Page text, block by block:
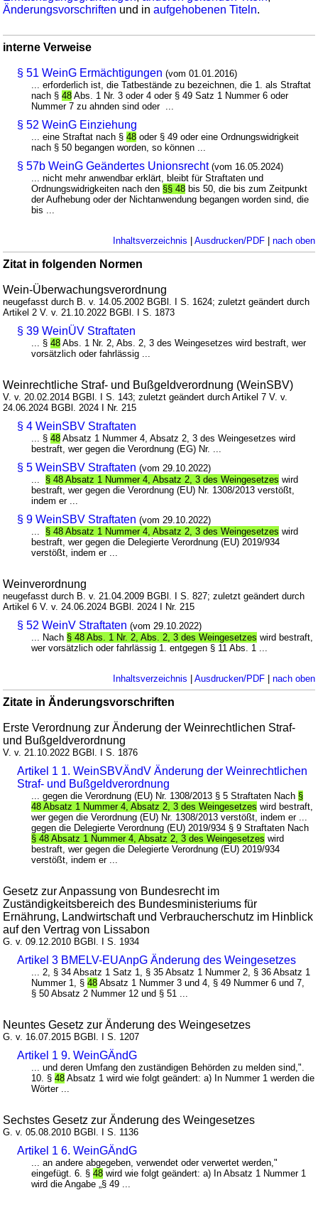
Änderungsvorschriften und inaufgehobenen Titeln.
interne Verweise
§ 51 WeinG Ermächtigungen (vom 01.01.2016)
... erforderlich ist, die Tatbestände zu bezeichnen, die 1. als Straftat
nach §48 Abs. 1 Nr. 3 oder 4 oder § 49 Satz 1 Nummer 6 oder
Nummer 7 zu ahnden sind oder ...
§ 52 WeinG Einziehung
... eine Straftat nach §48 oder § 49 oder eine Ordnungswidrigkeit
nach § 50 begangen worden, so können ...
§ 57b WeinG Geändertes Unionsrecht (vom 16.05.2024)
... nicht mehr anwendbar erklärt, bleibt für Straftaten und
Ordnungswidrigkeiten nach den §§ 48 bis 50, die bis zum Zeitpunkt
der Aufhebung oder der Nichtanwendung begangen worden sind, die
bis ...
Inhaltsverzeichnis | Ausdrucken/PDF| nach oben
Zitat in folgenden Normen
Wein-Überwachungsverordnung
neugefasst durch B. v. 14.05.2002 BGBl. I S. 1624; zuletzt geändert durch
Artikel 2 V. v. 21.10.2022 BGBl. I S. 1873
§ 39 WeinÜV Straftaten
... §48 Abs. 1 Nr. 2, Abs. 2, 3 des Weingesetzes wird bestraft, wer
vorsätzlich oder fahrlässig ...
Weinrechtliche Straf- und Bußgeldverordnung (WeinSBV)
V. v. 20.02.2014 BGBl. I S. 143; zuletzt geändert durch Artikel 7 V. v.
24.06.2024 BGBl. 2024 I Nr. 215
§ 4 WeinSBV Straftaten
... §48 Absatz 1 Nummer 4, Absatz 2, 3 des Weingesetzes wird
bestraft, wer gegen die Verordnung (EG) Nr. ...
§ 5 WeinSBV Straftaten (vom 29.10.2022)
§ 48 Absatz 1 Nummer 4, Absatz 2, 3 des Weingesetzes wird
bestraft, wer gegen die Verordnung (EU) Nr. 1308/2013 verstößt,
indem er ...
§ 9 WeinSBV Straftaten (vom 29.10.2022)
§ 48 Absatz 1 Nummer 4, Absatz 2, 3 des Weingesetzes wird
bestraft, wer gegen die Delegierte Verordnung (EU) 2019/934
verstößt, indem er ...
Weinverordnung
neugefasst durch B. v. 21.04.2009 BGBl. I S. 827; zuletzt geändert durch
Artikel 6 V. v. 24.06.2024 BGBl. 2024 I Nr. 215
§ 52 WeinV Straftaten (vom 29.10.2022)
... Nach § 48 Abs. 1 Nr. 2, Abs. 2, 3 des Weingesetzes wird bestraft,
wer vorsätzlich oder fahrlässig 1. entgegen § 11 Abs. 1 ...
Inhaltsverzeichnis | Ausdrucken/PDF| nach oben
Zitate in Änderungsvorschriften
Erste Verordnung zur Änderung der Weinrechtlichen Straf-
und Bußgeldverordnung
V. v. 21.10.2022 BGBl. I S. 1876
Artikel 1 1. WeinSBVÄndV Änderung der Weinrechtlichen
Straf- und Bußgeldverordnung
... gegen die Verordnung (EU) Nr. 1308/2013 § 5 Straftaten Nach §
48 Absatz 1 Nummer 4, Absatz 2, 3 des Weingesetzes wird bestraft,
wer gegen die Verordnung (EU) Nr. 1308/2013 verstößt, indem er ...
gegen die Delegierte Verordnung (EU) 2019/934 § 9 Straftaten Nach
§ 48 Absatz 1 Nummer 4, Absatz 2, 3 des Weingesetzes wird
bestraft, wer gegen die Delegierte Verordnung (EU) 2019/934
verstößt, indem er ...
Gesetz zur Anpassung von Bundesrecht im
Zuständigkeitsbereich des Bundesministeriums für
Ernährung, Landwirtschaft und Verbraucherschutz im Hinblick
auf den Vertrag von Lissabon
G. v. 09.12.2010 BGBl. I S. 1934
Artikel 3 BMELV-EUAnpG Änderung des Weingesetzes
... 2, § 34 Absatz 1 Satz 1, § 35 Absatz 1 Nummer 2, § 36 Absatz 1
Nummer 1, §48 Absatz 1 Nummer 3 und 4, § 49 Nummer 6 und 7,
§ 50 Absatz 2 Nummer 12 und § 51 ...
Neuntes Gesetz zur Änderung des Weingesetzes
G. v. 16.07.2015 BGBl. I S. 1207
Artikel 1 9. WeinGÄndG
... und deren Umfang den zuständigen Behörden zu melden sind,".
10. §48 Absatz 1 wird wie folgt geändert: a) In Nummer 1 werden die
Wörter ...
Sechstes Gesetz zur Änderung des Weingesetzes
G. v. 05.08.2010 BGBl. I S. 1136
Artikel 1 6. WeinGÄndG
... an andere abgegeben, verwendet oder verwertet werden,"
eingefügt. 6. §48 wird wie folgt geändert: a) In Absatz 1 Nummer 1
wird die Angabe „§ 49 ...